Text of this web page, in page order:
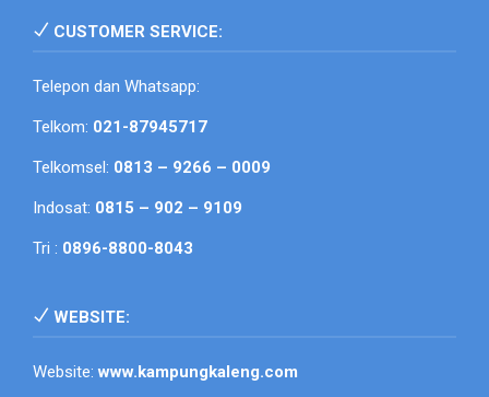
CUSTOMER SERVICE:
Telepon dan Whatsapp:
Telkom: 021-87945717
Telkomsel: 0813 – 9266 – 0009
Indosat: 0815 – 902 – 9109
Tri : 0896-8800-8043
WEBSITE:
Website:www.kampungkaleng.com